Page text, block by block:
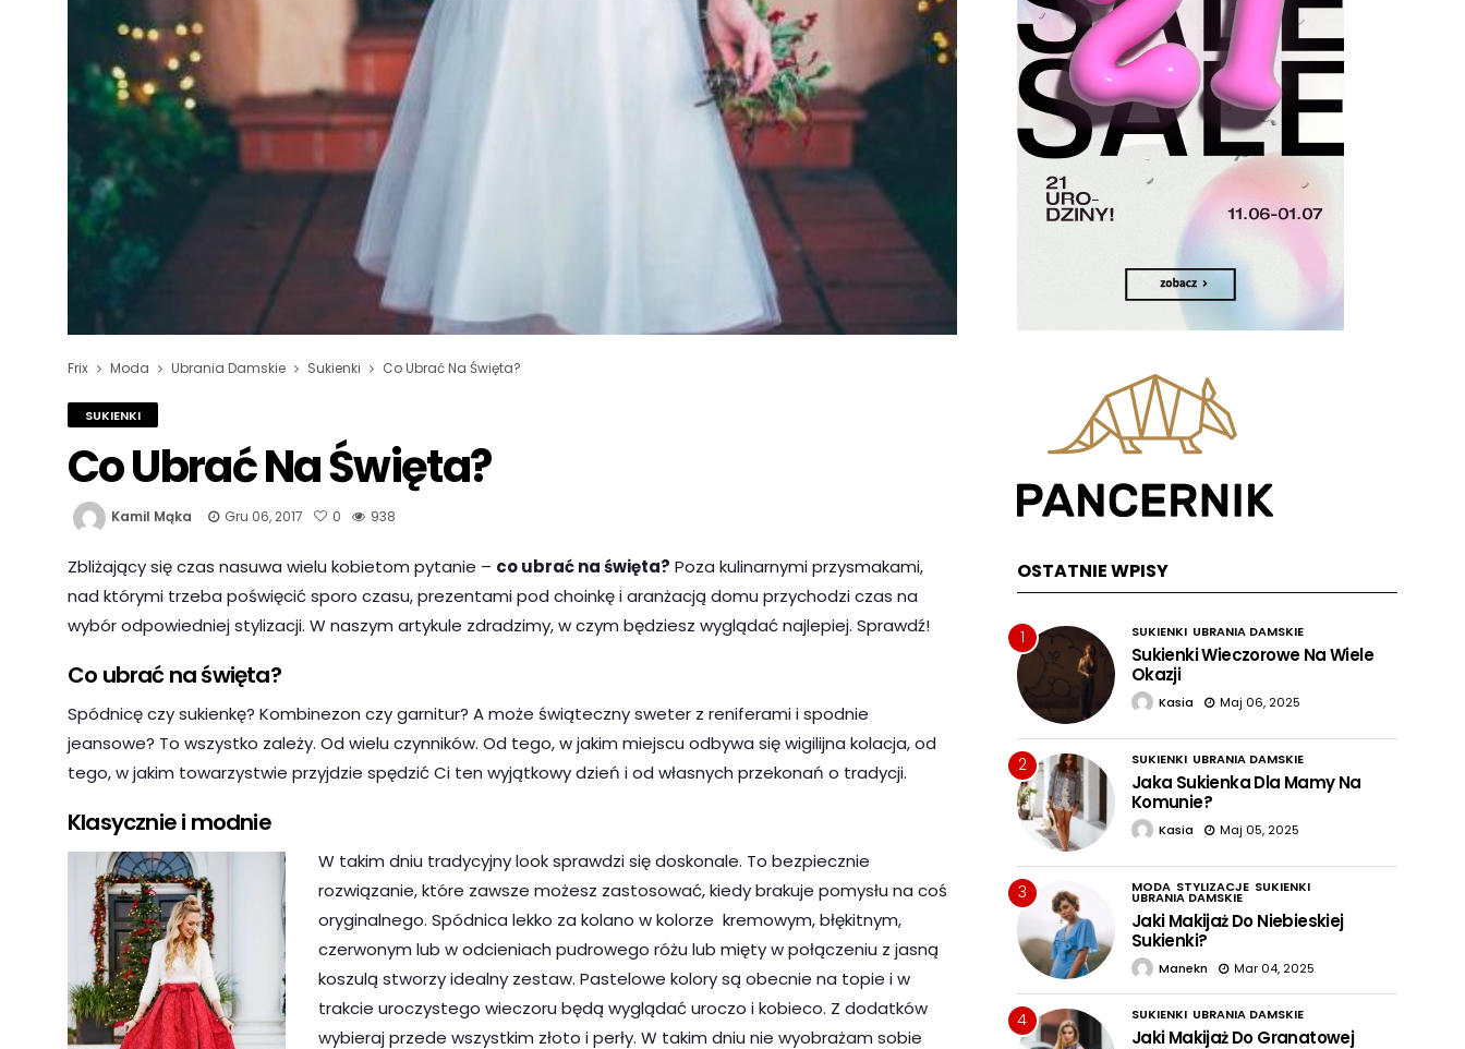
Frix Moda Ubrania Damskie Sukienki Co Ubrać Na Święta?
SUKIENKI
Co Ubrać Na Święta?
Kamil Mąka Gru 06, 2017 0 938
Zbliżający się czas nasuwa wielu kobietom pytanie – co ubrać na święta? Poza kulinarnymi przysmakami,
nad którymi trzeba poświęcić sporo czasu, prezentami pod choinkę i aranżacją domu przychodzi czas na
wybór odpowiedniej stylizacji. W naszym artykule zdradzimy, w czym będziesz wyglądać najlepiej. Sprawdź!
Co ubrać na święta?
Spódnicę czy sukienkę? Kombinezon czy garnitur? A może świąteczny sweter z reniferami i spodnie
jeansowe? To wszystko zależy. Od wielu czynników. Od tego, w jakim miejscu odbywa się wigilijna kolacja, od
tego, w jakim towarzystwie przyjdzie spędzić Ci ten wyjątkowy dzień i od własnych przekonań o tradycji.
Klasycznie i modnie
W takim dniu tradycyjny look sprawdzi się doskonale. To bezpiecznie
rozwiązanie, które zawsze możesz zastosować, kiedy brakuje pomysłu na coś
oryginalnego. Spódnica lekko za kolano w kolorze kremowym, błękitnym,
czerwonym lub w odcieniach pudrowego różu lub mięty w połączeniu z jasną
koszulą stworzy idealny zestaw. Pastelowe kolory są obecnie na topie i w
trakcie uroczystego wieczoru będą wyglądać uroczo i kobieco. Z dodatków
wybieraj przede wszystkim złoto i perły. W takim dniu nie wyobrażam sobie
OSTATNIE WPISY
1 SUKIENKI UBRANIA DAMSKIE
Sukienki Wieczorowe Na Wiele
Okazji
Kasia Maj 06, 2025
2 SUKIENKI UBRANIA DAMSKIE
Jaka Sukienka Dla Mamy Na
Komunie?
Kasia Maj 05, 2025
3 MODA STYLIZACJE SUKIENKI
UBRANIA DAMSKIE
Jaki Makijaż Do Niebieskiej
Sukienki?
Manekn Mar 04, 2025
4 SUKIENKI UBRANIA DAMSKIE
Jaki Makijaż Do Granatowej